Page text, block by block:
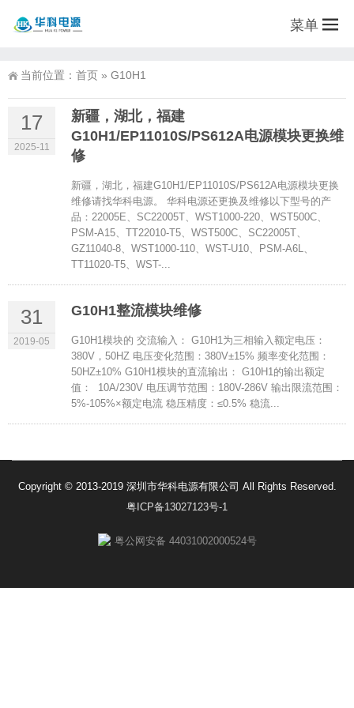
菜单
当前位置： 首页 » G10H1
17
2025-11
新疆，湖北，福建
G10H1/EP11010S/PS612A电源模块更换维
修
新疆，湖北，福建G10H1/EP11010S/PS612A电源模块更换
维修请找华科电源。 华科电源还更换及维修以下型号的产
品：22005E、SC22005T、WST1000-220、WST500C、
PSM-A15、TT22010-T5、WST500C、SC22005T、
GZ11040-8、WST1000-110、WST-U10、PSM-A6L、
TT11020-T5、WST-...
31
2019-05
G10H1整流模块维修
G10H1模块的 交流输入： G10H1为三相输入额定电压：
380V，50HZ 电压变化范围：380V±15% 频率变化范围：
50HZ±10% G10H1模块的直流输出： G10H1的输出额定
值： 10A/230V 电压调节范围：180V-286V 输出限流范围：
5%-105%×额定电流 稳压精度：≤0.5% 稳流...
Copyright © 2013-2019 深圳市华科电源有限公司 All Rights Reserved.
粤ICP备13027123号-1
粤公网安备 44031002000524号